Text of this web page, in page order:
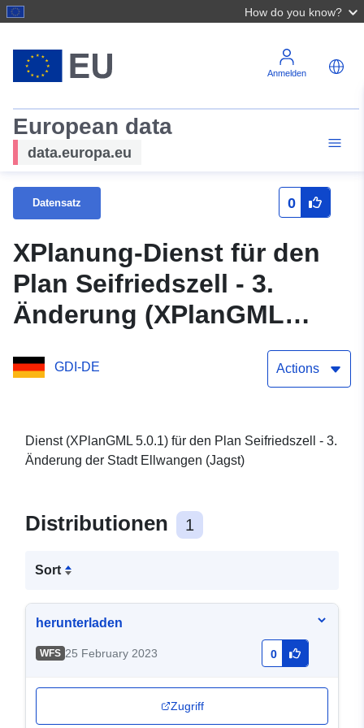
How do you know?
Anmelden
European data
data.europa.eu
Datensatz 0
XPlanung-Dienst für den
Plan Seifriedszell - 3.
Änderung (XPlanGML
GDI-DE Actions
Dienst (XPlanGML 5.0.1) für den Plan Seifriedszell - 3.
Änderung der Stadt Ellwangen (Jagst)
Distributionen 1
Sort
herunterladen
WFS 25 February 2023 0
Zugriff